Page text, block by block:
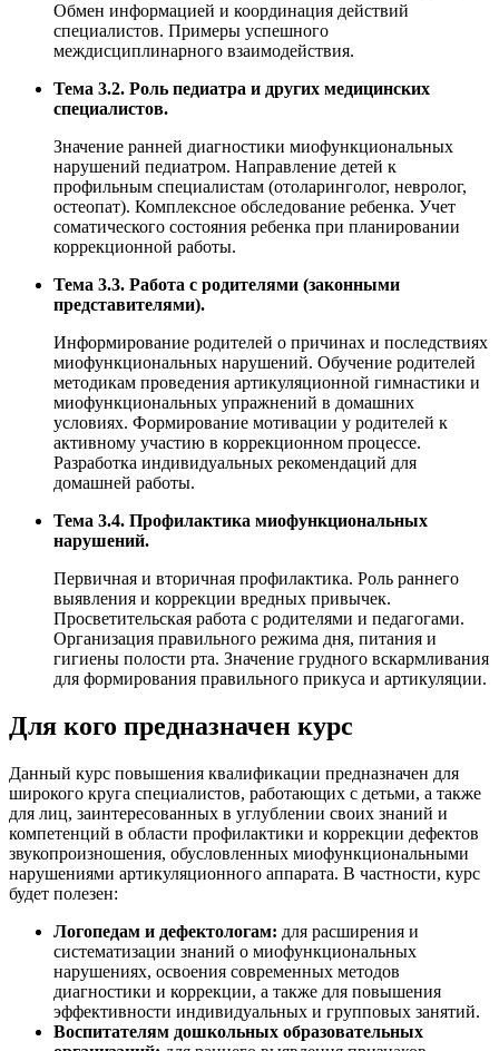
Обмен информацией и координация действий
специалистов. Примеры успешного
междисциплинарного взаимодействия.
Тема 3.2. Роль педиатра и других медицинских
специалистов.
Значение ранней диагностики миофункциональных
нарушений педиатром. Направление детей к
профильным специалистам (отоларинголог, невролог,
остеопат). Комплексное обследование ребенка. Учет
соматического состояния ребенка при планировании
коррекционной работы.
Тема 3.3. Работа с родителями (законными
представителями).
Информирование родителей о причинах и последствиях
миофункциональных нарушений. Обучение родителей
методикам проведения артикуляционной гимнастики и
миофункциональных упражнений в домашних
условиях. Формирование мотивации у родителей к
активному участию в коррекционном процессе.
Разработка индивидуальных рекомендаций для
домашней работы.
Тема 3.4. Профилактика миофункциональных
нарушений.
Первичная и вторичная профилактика. Роль раннего
выявления и коррекции вредных привычек.
Просветительская работа с родителями и педагогами.
Организация правильного режима дня, питания и
гигиены полости рта. Значение грудного вскармливания
для формирования правильного прикуса и артикуляции.
Для кого предназначен курс
Данный курс повышения квалификации предназначен для
широкого круга специалистов, работающих с детьми, а также
для лиц, заинтересованных в углублении своих знаний и
компетенций в области профилактики и коррекции дефектов
звукопроизношения, обусловленных миофункциональными
нарушениями артикуляционного аппарата. В частности, курс
будет полезен:
Логопедам и дефектологам: для расширения и
систематизации знаний о миофункциональных
нарушениях, освоения современных методов
диагностики и коррекции, а также для повышения
эффективности индивидуальных и групповых занятий.
Воспитателям дошкольных образовательных